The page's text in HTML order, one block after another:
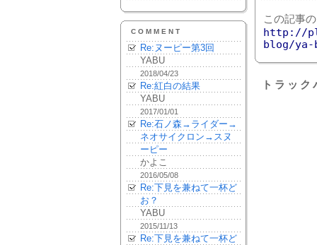
COMMENT
Re:ヌーピー第3回
YABU
2018/04/23
Re:紅白の結果
YABU
2017/01/01
Re:石ノ森→ライダー→
ネオサイクロン→スヌ
ーピー
かよこ
2016/05/08
Re:下見を兼ねて一杯ど
お？
YABU
2015/11/13
Re:下見を兼ねて一杯ど
この記事
http://
blog/ya-
トラッ